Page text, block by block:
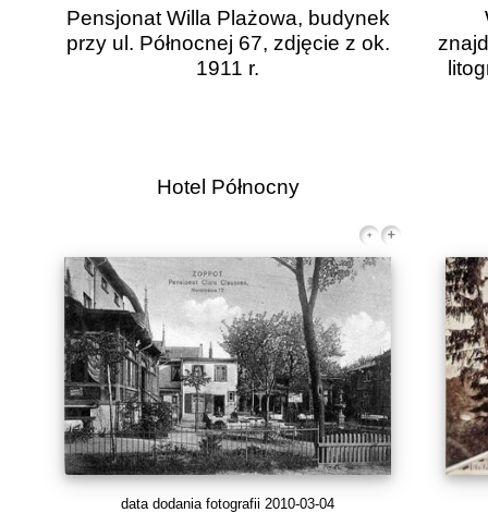
Pensjonat Willa Plażowa, budynek
przy ul. Północnej 67, zdjęcie z ok.
1911 r.
Hotel Północny
data dodania fotografii 2010-03-04